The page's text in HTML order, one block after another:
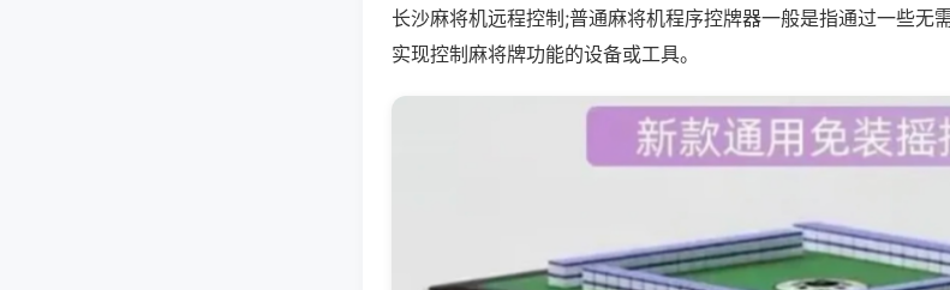
长沙麻将机远程控制;普通麻将机程序控牌器一般是指通过一些无
实现控制麻将牌功能的设备或工具。